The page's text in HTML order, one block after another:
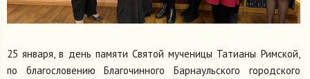
25 января, в день памяти Святой мученицы Татианы Римской,
по благословению Благочинного Барнаульского городского